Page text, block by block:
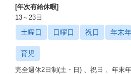
[年次有給休暇]
13～23日
土曜日 日曜日 祝日 年末
育児
完全週休2日制(土・日) 、祝日 、年末